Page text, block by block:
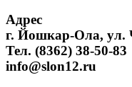
Адрес
г. Йошкар-Ола, ул.
Тел. (8362) 38-50-83
info@slon12.ru